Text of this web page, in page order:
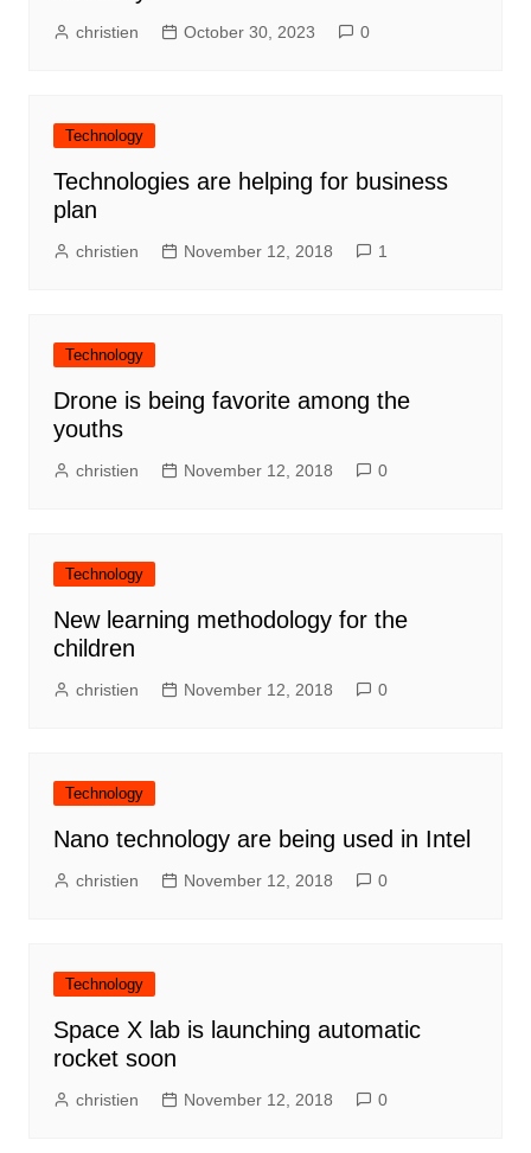
christien October 30, 2023 0
Technology
Technologies are helping for business
plan
christien November 12, 2018 1
Technology
Drone is being favorite among the
youths
christien November 12, 2018 0
Technology
New learning methodology for the
children
christien November 12, 2018 0
Technology
Nano technology are being used in Intel
christien November 12, 2018 0
Technology
Space X lab is launching automatic
rocket soon
christien November 12, 2018 0